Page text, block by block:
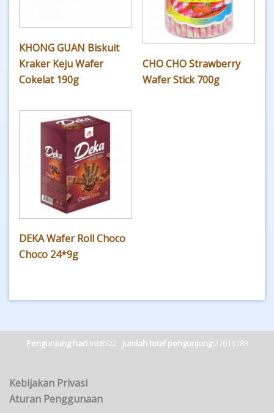
KHONG GUAN Biskuit
Kraker Keju Wafer
Cokelat 190g
CHO CHO Strawberry
Wafer Stick 700g
DEKA Wafer Roll Choco
Choco 24*9g
Pengunjung hari ini:8522 Jumlah total pengunjung:27616783
Kebijakan Privasi
Aturan Penggunaan